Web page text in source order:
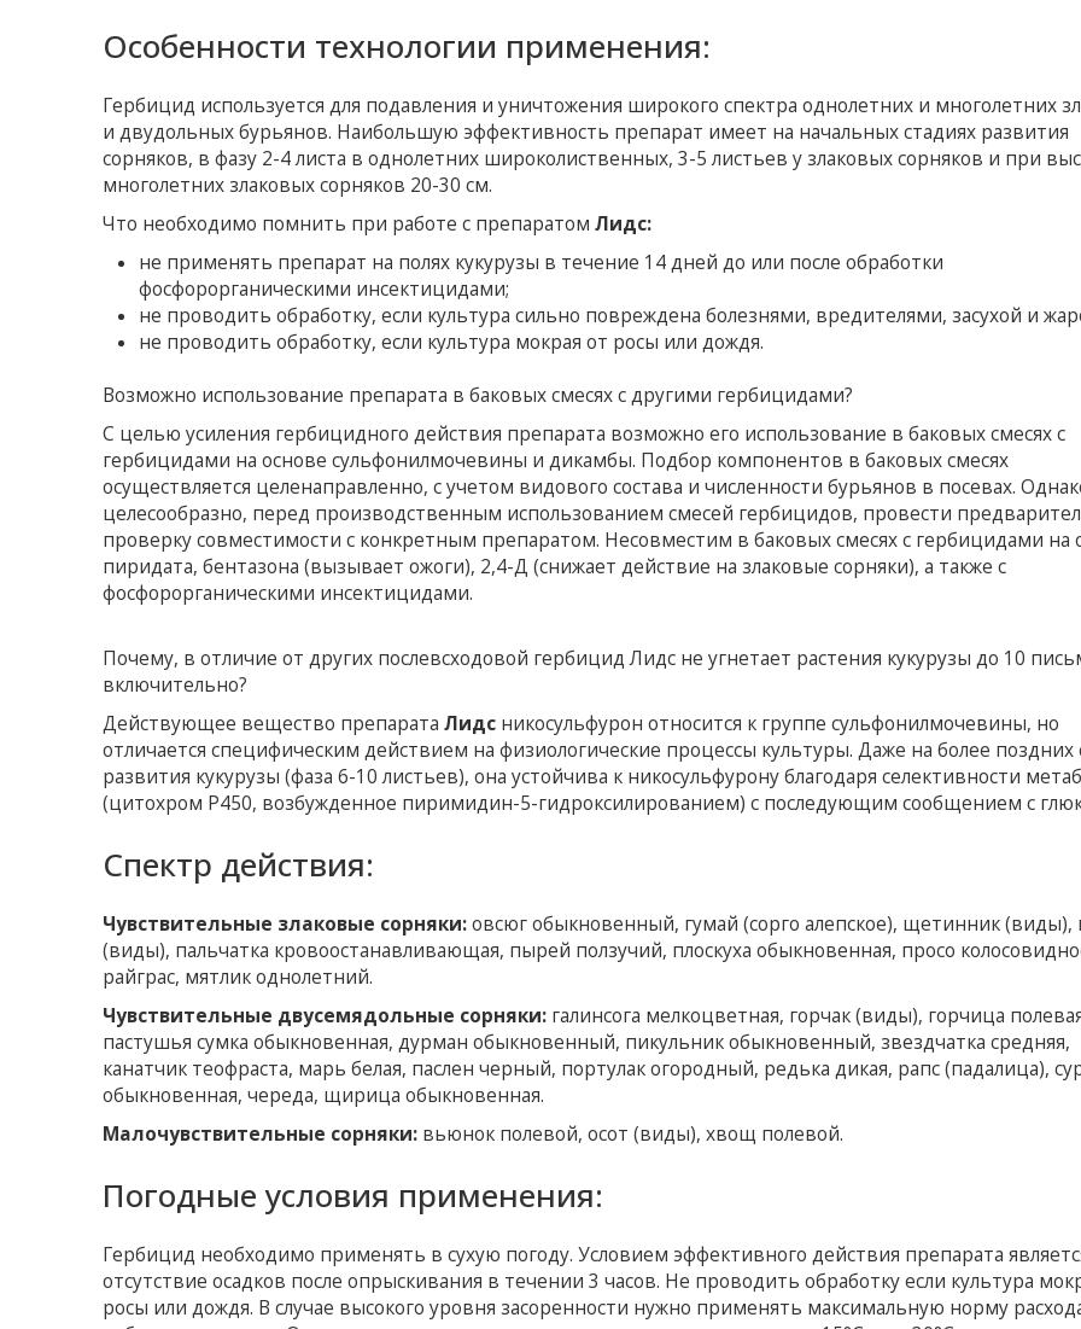
Особенности технологии применения:
Гербицид используется для подавления и уничтожения широкого спектра однолетних и многолетних
и двудольных бурьянов. Наибольшую эффективность препарат имеет на начальных стадиях развития
сорняков, в фазу 2-4 листа в однолетних широколиственных, 3-5 листьев у злаковых сорняков и при
многолетних злаковых сорняков 20-30 см.
Что необходимо помнить при работе с препаратомЛидс:
не применять препарат на полях кукурузы в течение 14 дней до или после обработки
фосфорорганическими инсектицидами;
не проводить обработку, если культура сильно повреждена болезнями, вредителями, засухой и
не проводить обработку, если культура мокрая от росы или дождя.
Возможно использование препарата в баковых смесях с другими гербицидами?
С целью усиления гербицидного действия препарата возможно его использование в баковых смесях с
гербицидами на основе сульфонилмочевины и дикамбы. Подбор компонентов в баковых смесях
осуществляется целенаправленно, с учетом видового состава и численности бурьянов в посевах.
целесообразно, перед производственным использованием смесей гербицидов, провести
проверку совместимости с конкретным препаратом. Несовместим в баковых смесях с гербицидами на
пиридата, бентазона (вызывает ожоги), 2,4-Д (снижает действие на злаковые сорняки), а также с
фосфорорганическими инсектицидами.
Почему, в отличие от других послевсходовой гербицид Лидс не угнетает растения кукурузы до 10
включительно?
Действующее вещество препаратаЛидс никосульфурон относится к группе сульфонилмочевины, но
отличается специфическим действием на физиологические процессы культуры. Даже на более поздних
развития кукурузы (фаза 6-10 листьев), она устойчива к никосульфурону благодаря селективности
(цитохром Р450, возбужденное пиримидин-5-гидроксилированием) с последующим сообщением с
Спектр действия:
Чувствительные злаковые сорняки:овсюг обыкновенный, гумай (сорго алепское), щетинник (виды),
(виды), пальчатка кровоостанавливающая, пырей ползучий, плоскуха обыкновенная, просо
райграс, мятлик однолетний.
Чувствительные двусемядольные сорняки: галинсога мелкоцветная, горчак (виды), горчица
пастушья сумка обыкновенная, дурман обыкновенный, пикульник обыкновенный, звездчатка средняя, ​​
канатчик теофраста, марь белая, паслен черный, портулак огородный, редька дикая, рапс (падалица),
обыкновенная, череда, щирица обыкновенная.
Малочувствительные сорняки: вьюнок полевой, осот (виды), хвощ полевой.
Погодные условия применения:
Гербицид необходимо применять в сухую погоду. Условием эффективного действия препарата
отсутствие осадков после опрыскивания в течении 3 часов. Не проводить обработку если культура
росы или дождя. В случае высокого уровня засоренности нужно применять максимальную норму